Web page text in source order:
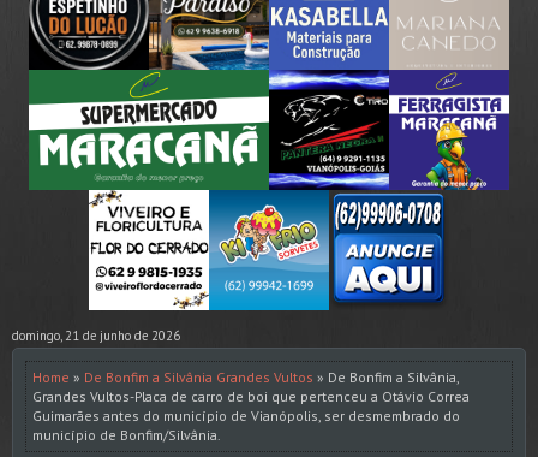
domingo, 21 de junho de 2026
Home » De Bonfim a Silvânia Grandes Vultos » De Bonfim a Silvânia,
Grandes Vultos-Placa de carro de boi que pertenceu a Otávio Correa
Guimarães antes do município de Vianópolis, ser desmembrado do
município de Bonfim/Silvânia.